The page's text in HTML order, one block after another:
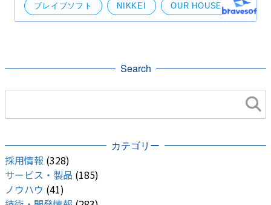
ブレイブソフト NIKKEI OUR HOUSE
Search
カテゴリー
採用情報 (328)
サービス・製品 (185)
ノウハウ (41)